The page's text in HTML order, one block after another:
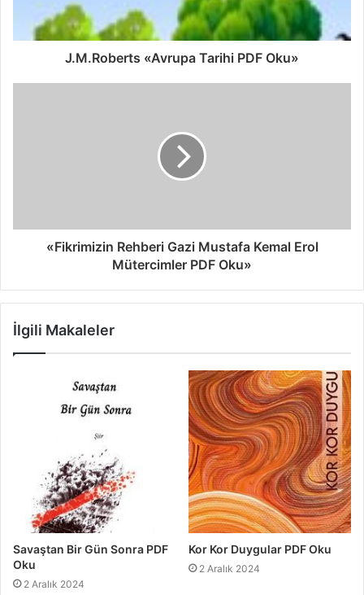
J.M.Roberts «Avrupa Tarihi PDF Oku»
«Fikrimizin Rehberi Gazi Mustafa Kemal Erol
Mütercimler PDF Oku»
İlgili Makaleler
Savaştan Bir Gün Sonra PDF
Oku
2 Aralık 2024
Kor Kor Duygular PDF Oku
2 Aralık 2024